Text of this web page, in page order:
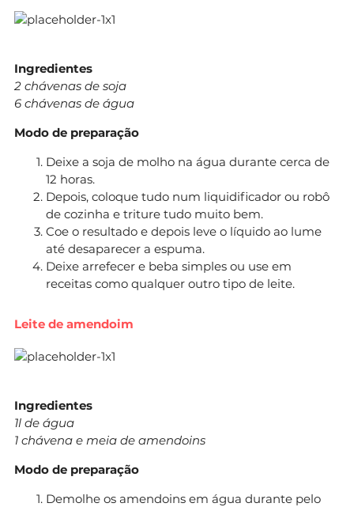
Ingredientes
2 chávenas de soja
6 chávenas de água
Modo de preparação
Deixe a soja de molho na água durante cerca de
12 horas.
Depois, coloque tudo num liquidificador ou robô
de cozinha e triture tudo muito bem.
Coe o resultado e depois leve o líquido ao lume
até desaparecer a espuma.
Deixe arrefecer e beba simples ou use em
receitas como qualquer outro tipo de leite.
Leite de amendoim
Ingredientes
1l de água
1 chávena e meia de amendoins
Modo de preparação
Demolhe os amendoins em água durante pelo